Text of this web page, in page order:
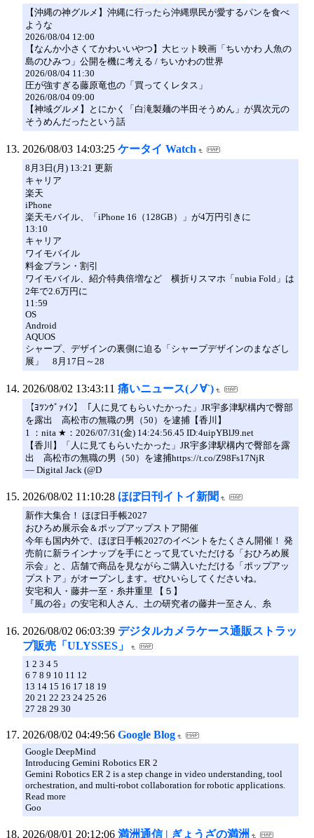
【沖縄の神グルメ】沖縄に行ったら沖縄県民が愛するパンを食べ
ような
2026/08/04 12:00
【なんか小さくてかわいいやつ】大ヒット映画「ちいかわ 人魚の
島のひみつ」公開を機に考える / ちいかわの世界
2026/08/04 11:30
圧が強すぎる藤原竜也の「買ってくレタス」
2026/08/04 09:00
【神域グルメ】とにかく「白滝製麺の半田そうめん」が異次元の
そうめんだったという話
2026/08/03 14:03:25 ケータイ Watch
8月3日(月) 13:21 更新
キャリア
楽天
iPhone
楽天モバイル、「iPhone 16（128GB）」が4万円引きに
13:10
キャリア
ワイモバイル
料金プラン・割引
ワイモバイル、紹介特典倍増など 横折りスマホ「nubia Fold」は
2年で2.6万円に
11:59
OS
Android
AQUOS
シャープ、デザインの裏側に迫る「シャープデザインのまなざし
展」 8月17日～28
2026/08/02 13:43:11 痛いニュース(ノ∀`)
【ﾖﾂﾝｳﾞｧｲﾝ】「人に見てもらいたかった」JR宇多津駅構内で臀部
を露出 高松市の無職の男（50）を逮捕【香川】
1 ：nita ★：2026/07/31(金) 14:24:56.45 ID:4uipYBlJ9.net
【香川】「人に見てもらいたかった」JR宇多津駅構内で臀部を露
出 高松市の無職の男（50）を逮捕https://t.co/Z98Fs17NjR
— Digital Jack (@D
2026/08/02 11:10:28 ほぼ日刊イトイ新聞
新作大集合！ ほぼ日手帳2027
おひろめ展示会＆ポップアップストア開催
今年も国内外で、ほぼ日手帳2027のイベントをたくさん開催！ 発
売前に新ラインナップを手にとって見ていただける「おひろめ展
示会」と、店舗で商品を見ながらご購入いただける「ポップアッ
プストア」がオープンします。ぜひいらしてくださいね。
安宅和人・藤井一至・糸井重里 【５】
『風の谷』の安宅和人さん、土の研究者の藤井一至さん、糸
2026/08/02 06:03:39 デジタルカメラケース通販ストラッ
プ販売「ULYSSES」
1 2 3 4 5
6 7 8 9 10 11 12
13 14 15 16 17 18 19
20 21 22 23 24 25 26
27 28 29 30
2026/08/02 04:49:56 Google Blog
Google DeepMind
Introducing Gemini Robotics ER 2
Gemini Robotics ER 2 is a step change in video understanding, tool
orchestration, and multi-robot collaboration for robotic applications.
Read more
Goo
2026/08/01 20:12:06 満洲通信 | ぎょうざの満洲